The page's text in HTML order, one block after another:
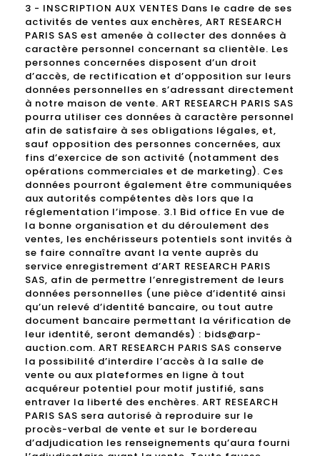
3 - INSCRIPTION AUX VENTES Dans le cadre de ses
activités de ventes aux enchères, ART RESEARCH
PARIS SAS est amenée à collecter des données à
caractère personnel concernant sa clientèle. Les
personnes concernées disposent d’un droit
d’accès, de rectification et d’opposition sur leurs
données personnelles en s’adressant directement
à notre maison de vente. ART RESEARCH PARIS SAS
pourra utiliser ces données à caractère personnel
afin de satisfaire à ses obligations légales, et,
sauf opposition des personnes concernées, aux
fins d’exercice de son activité (notamment des
opérations commerciales et de marketing). Ces
données pourront également être communiquées
aux autorités compétentes dès lors que la
réglementation l’impose. 3.1 Bid office En vue de
la bonne organisation et du déroulement des
ventes, les enchérisseurs potentiels sont invités à
se faire connaître avant la vente auprès du
service enregistrement d’ART RESEARCH PARIS
SAS, afin de permettre l’enregistrement de leurs
données personnelles (une pièce d’identité ainsi
qu’un relevé d’identité bancaire, ou tout autre
document bancaire permettant la vérification de
leur identité, seront demandés) : bids@arp-
auction.com. ART RESEARCH PARIS SAS conserve
la possibilité d’interdire l’accès à la salle de
vente ou aux plateformes en ligne à tout
acquéreur potentiel pour motif justifié, sans
entraver la liberté des enchères. ART RESEARCH
PARIS SAS sera autorisé à reproduire sur le
procès-verbal de vente et sur le bordereau
d’adjudication les renseignements qu’aura fourni